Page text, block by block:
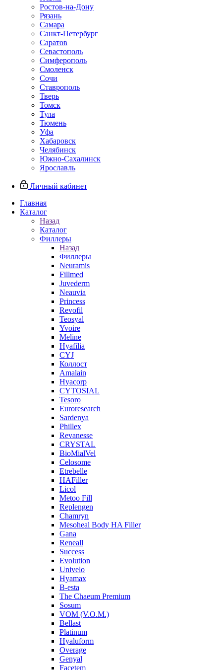
Ростов-на-Дону
Рязань
Самара
Санкт-Петербург
Саратов
Севастополь
Симферополь
Смоленск
Сочи
Ставрополь
Тверь
Томск
Тула
Тюмень
Уфа
Хабаровск
Челябинск
Южно-Сахалинск
Ярославль
Личный кабинет
Главная
Каталог
Назад
Каталог
Филлеры
Назад
Филлеры
Neuramis
Fillmed
Juvederm
Neauvia
Princess
Revofil
Teosyal
Yvoire
Meline
Hyafilia
CYJ
Коллост
Amalain
Hyacorp
CYTOSIAL
Tesoro
Euroresearch
Sardenya
Phillex
Revanesse
CRYSTAL
BioMialVel
Celosome
Etrebelle
HAFiller
Licol
Metoo Fill
Replengen
Chamryn
Mesoheal Body HA Filler
Gana
Reneall
Success
Evolution
Univelo
Hyamax
B-esta
The Chaeum Premium
Sosum
VOM (V.O.M.)
Bellast
Platinum
Hyaluform
Overage
Genyal
Facetem